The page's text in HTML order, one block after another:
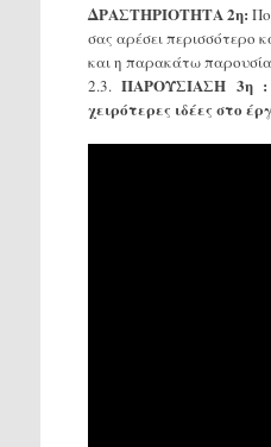
ΔΡΑΣΤΗΡΙΟΤΗΤΑ 2η:
σας αρέσει περισσότερο
και η παρακάτω
2.3.ΠΑΡΟΥΣΙΑΣΗ 3η :
χειρότερες ιδέες στο